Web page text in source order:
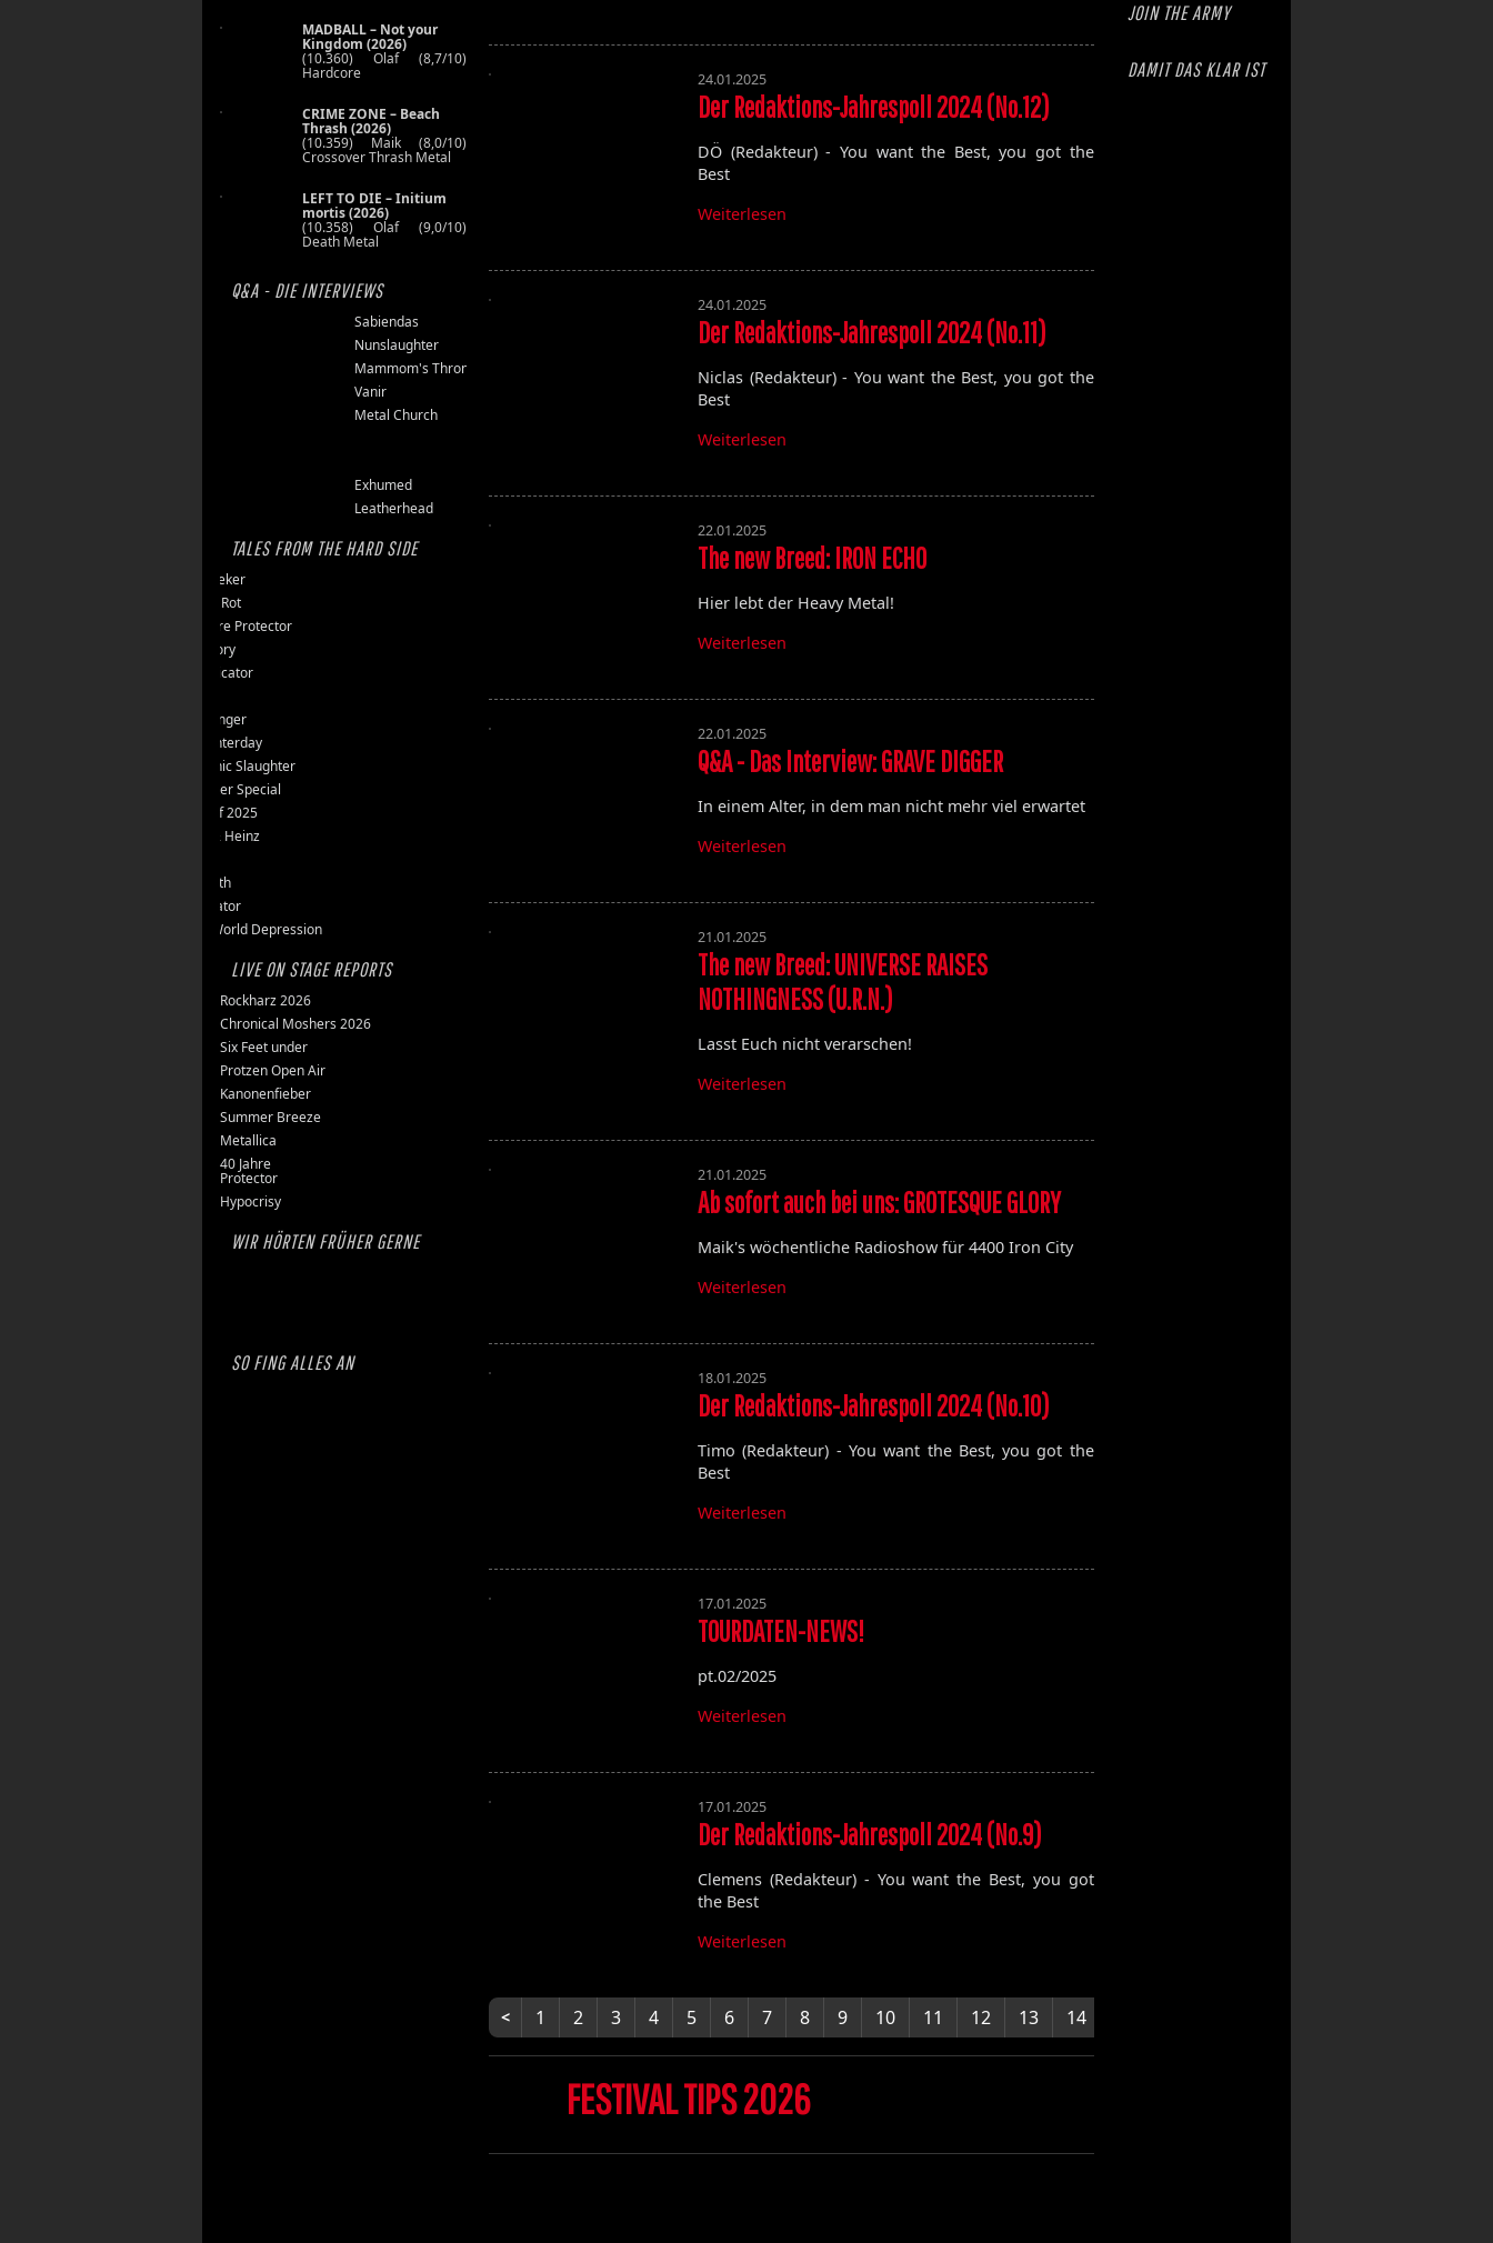
MADBALL – Not your
Kingdom (2026)
(10.360) Olaf (8,7/10)
Hardcore
CRIME ZONE – Beach
Thrash (2026)
(10.359) Maik (8,0/10)
Crossover Thrash Metal
LEFT TO DIE – Initium
mortis (2026)
(10.358) Olaf (9,0/10)
Death Metal
Q&A - DIE INTERVIEWS
Sabiendas
Nunslaughter
Mammom's Throne
Vanir
Metal Church
Exhumed
Leatherhead
TALES FROM THE HARD SIDE
Endseeker
Jungle Rot
40 Jahre Protector
Vomitory
Messticator
Clawfinger
Slaughterday
Teutonic Slaughter
Silvester Special
Best of 2025
Inge & Heinz
Stillbirth
Knorkator
New World Depression
LIVE ON STAGE REPORTS
Rockharz 2026
Die Toten Hosen
Chronical Moshers 2026
Six Feet under
Protzen Open Air
Kanonenfieber
Summer Breeze
Metallica
My'Tallica
40 Jahre
Protector
Hypocrisy
WIR HÖRTEN FRÜHER GERNE
SO FING ALLES AN
24.01.2025
Der Redaktions-Jahrespoll 2024 (No.12)
DÖ (Redakteur) - You want the Best, you got the
Best
Weiterlesen
24.01.2025
Der Redaktions-Jahrespoll 2024 (No.11)
Niclas (Redakteur) - You want the Best, you got the
Best
Weiterlesen
22.01.2025
The new Breed: IRON ECHO
Hier lebt der Heavy Metal!
Weiterlesen
22.01.2025
Q&A - Das Interview: GRAVE DIGGER
In einem Alter, in dem man nicht mehr viel erwartet
Weiterlesen
21.01.2025
The new Breed: UNIVERSE RAISES
NOTHINGNESS (U.R.N.)
Lasst Euch nicht verarschen!
Weiterlesen
21.01.2025
Ab sofort auch bei uns: GROTESQUE GLORY
Maik's wöchentliche Radioshow für 4400 Iron City
Weiterlesen
18.01.2025
Der Redaktions-Jahrespoll 2024 (No.10)
Timo (Redakteur) - You want the Best, you got the
Best
Weiterlesen
17.01.2025
TOURDATEN-NEWS!
pt.02/2025
Weiterlesen
17.01.2025
Der Redaktions-Jahrespoll 2024 (No.9)
Clemens (Redakteur) - You want the Best, you got
the Best
Weiterlesen
1 2 3 4 5 6 7 8 9 10 11 12 13 14
FESTIVAL TIPS 2026
JOIN THE ARMY
DAMIT DAS KLAR IST